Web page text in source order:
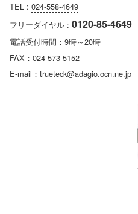
TEL : 024-558-4649
フリーダイヤル : 0120-85-4649
電話受付時間：9時～20時
FAX：024-573-5152
E-mail：trueteck@adagio.ocn.ne.jp